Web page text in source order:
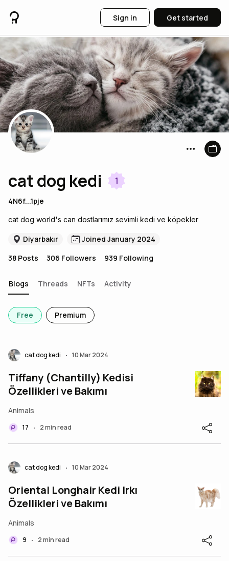
Sign in Get started
cat dog kedi 1
4N6f...1pje
cat dog world's can dostlarımız sevimli kedi ve köpekler
Diyarbakır
Joined January 2024
38 Posts 306 Followers 939 Following
Blogs Threads NFTs Activity
Free Premium
cat dog kedi • 10 Mar 2024
Tiffany (Chantilly) Kedisi
Özellikleri ve Bakımı
Animals
17 • 2 min read
cat dog kedi • 10 Mar 2024
Oriental Longhair Kedi Irkı
Özellikleri ve Bakımı
Animals
9 • 2 min read